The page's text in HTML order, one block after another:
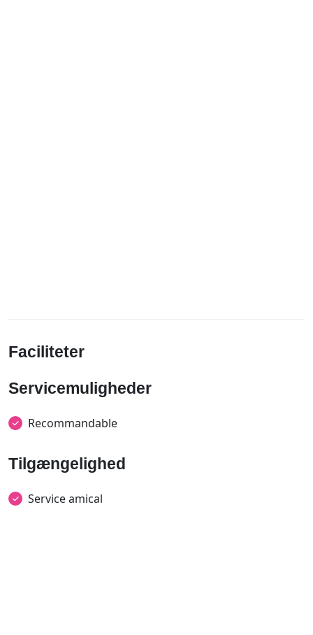
Faciliteter
Servicemuligheder
Recommandable
Tilgængelighed
Service amical